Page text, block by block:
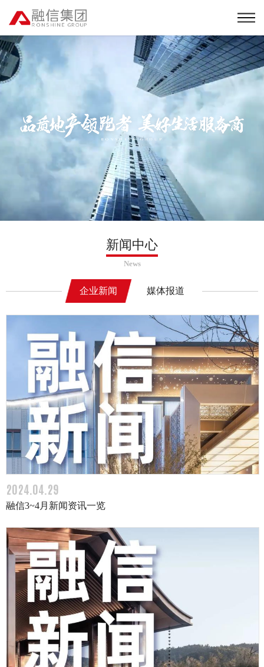
新闻中心
News
企业新闻 媒体报道
2024.04.29
融信3~4月新闻资讯一览